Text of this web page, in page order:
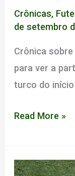
Crônicas,
de setembro
Crônica
para ver a
turco do
Um
em
Read More »